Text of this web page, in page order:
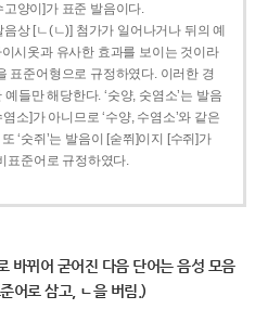
고양이]가 표준 발음이다.
상 [ㄴ(ㄴ)] 첨가가 일어나거나 뒤의 예
시옷과 유사한 효과를 보이는 것이라
을 표준어형으로 규정하였다. 이러한 경
들만 해당한다. ‘숫양, 숫염소’는 발음
소]가 아니므로 ‘수양, 수염소’와 같은
‘숫쥐’는 발음이 [숟쮜]이지 [수쥐]가
표준어로 규정하였다.
바뀌어 굳어진 다음 단어는 음성 모음
어로 삼고, ㄴ을 버림.)